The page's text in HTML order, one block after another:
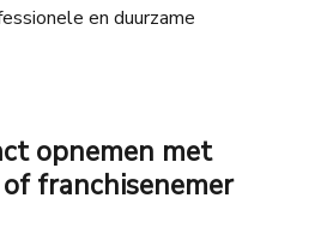
en duurzame
opnemen met
of franchisenemer